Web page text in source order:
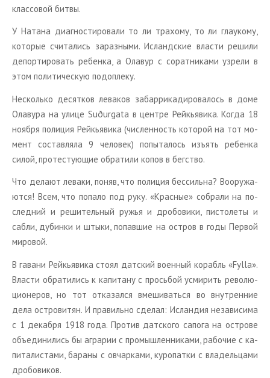
клас­со­вой битвы.
У На­та­на ди­а­гно­сти­ро­ва­ли то ли тра­хо­му, то ли гла­у­ко­му,
ко­то­рые счи­та­лись за­раз­ны­ми. Ис­ланд­ские вла­сти ре­ши­ли
де­пор­ти­ро­вать ре­бен­ка, а Ола­вур с со­рат­ни­ка­ми узре­ли в
этом по­ли­ти­че­скую подо­пле­ку.
Несколь­ко де­сят­ков ле­ва­ков за­бар­ри­ка­ди­ро­ва­лось в доме
Ола­ву­ра на улице Suðurgata в цен­тре Рейкья­ви­ка. Когда 18
но­яб­ря по­ли­ция Рейкья­ви­ка (чис­лен­ность ко­то­рой на тот мо­
мент со­став­ля­ла 9 че­ло­век) по­пы­та­лось изъ­ять ре­бен­ка
силой, про­те­сту­ю­щие об­ра­ти­ли копов в бег­ство.
Что де­ла­ют ле­ва­ки, поняв, что по­ли­ция бес­силь­на? Во­ору­жа­
ют­ся! Всем, что по­па­ло под руку. «Крас­ные» со­бра­ли на по­
след­ний и ре­ши­тель­ный ружья и дро­бо­ви­ки, пи­сто­ле­ты и
сабли, ду­бин­ки и штыки, по­пав­шие на ост­ров в годы Пер­вой
ми­ро­вой.
В га­ва­ни Рейкья­ви­ка стоял дат­ский во­ен­ный ко­рабль «Fylla».
Вла­сти об­ра­ти­лись к ка­пи­та­ну с прось­бой усми­рить ре­во­лю­
ци­о­не­ров, но тот от­ка­зал­ся вме­ши­вать­ся во внут­рен­ние
дела ост­ро­ви­тян. И пра­виль­но сде­лал: Ис­лан­дия неза­ви­си­ма
с 1 де­каб­ря 1918 года. Про­тив дат­ско­го са­по­га на ост­ро­ве
объ­еди­ни­лись бы аг­ра­рии с про­мыш­лен­ни­ка­ми, ра­бо­чие с ка­
пи­та­ли­ста­ми, ба­ра­ны с ов­чар­ка­ми, ку­ро­пат­ки с вла­дель­ца­ми
дро­бо­ви­ков.